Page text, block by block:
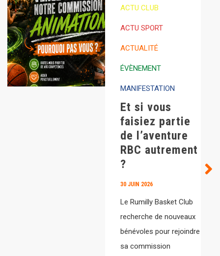
ACTU CLUB
ACTU SPORT
ACTUALITÉ
ÉVÈNEMENT
MANIFESTATION
Et si vous
faisiez partie
de l’aventure
RBC autrement
?
30 JUIN 2026
Le Rumilly Basket Club
recherche de nouveaux
bénévoles pour rejoindre
sa commission